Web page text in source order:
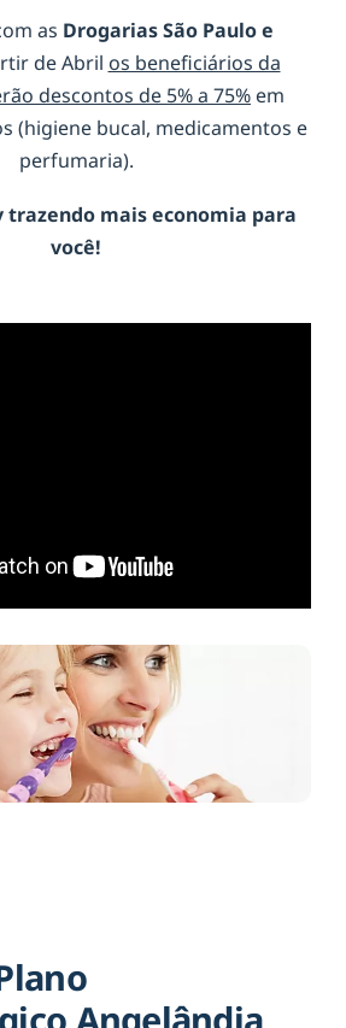
as Drogarias São Paulo e
de Abril os beneficiários da
descontos de 5% a 75% em
(higiene bucal, medicamentos e
perfumaria).
trazendo mais economia para
você!
Angelândia